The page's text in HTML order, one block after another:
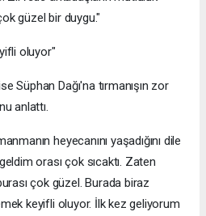
güzel bir duygu."
oluyor"
Süphan Dağı'na tırmanışın zor
anlattı.
heyecanını yaşadığını dile
orası çok sıcaktı. Zaten
çok güzel. Burada biraz
keyifli oluyor. İlk kez geliyorum